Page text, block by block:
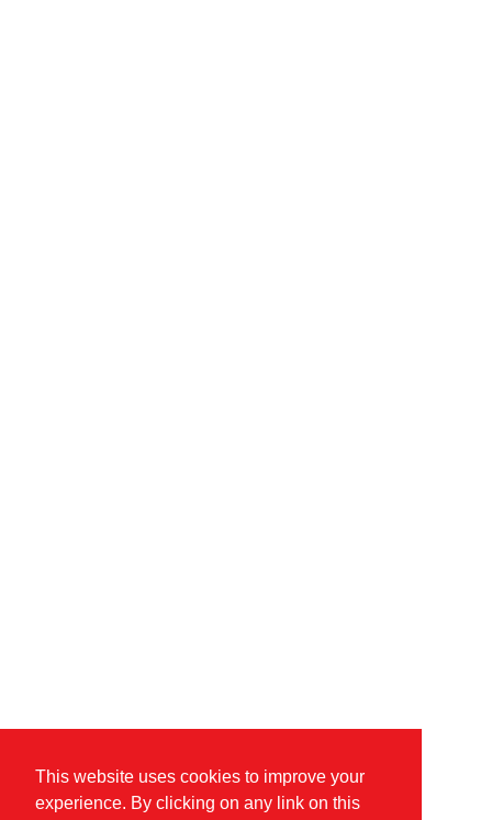
This website uses cookies to improve your
experience. By clicking on any link on this